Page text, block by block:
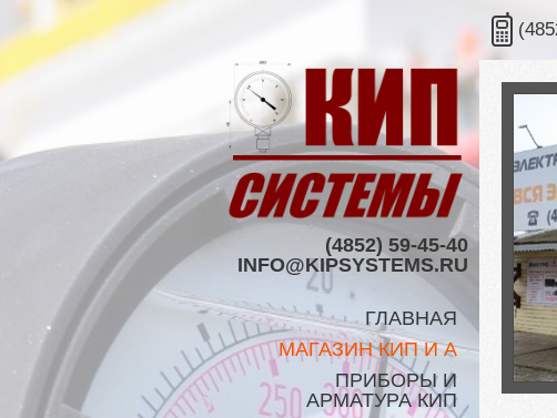
(4852) 59-45-40
INFO@KIPSYSTEMS.RU
ГЛАВНАЯ
МАГАЗИН КИП И А
ПРИБОРЫ И
АРМАТУРА КИП